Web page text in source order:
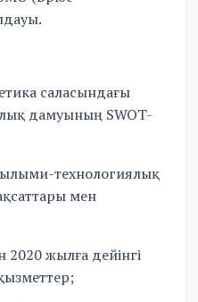
саласындағы
дамуының SWOT-
технологиялық
мен
2020 жылға дейінгі